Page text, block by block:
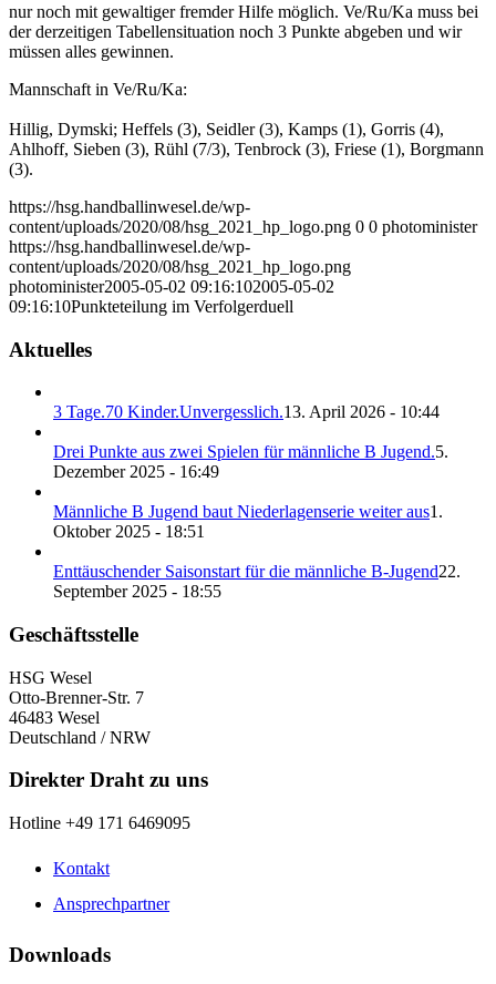
nur noch mit gewaltiger fremder Hilfe möglich. Ve/Ru/Ka muss bei
der derzeitigen Tabellensituation noch 3 Punkte abgeben und wir
müssen alles gewinnen.
Mannschaft in Ve/Ru/Ka:
Hillig, Dymski; Heffels (3), Seidler (3), Kamps (1), Gorris (4),
Ahlhoff, Sieben (3), Rühl (7/3), Tenbrock (3), Friese (1), Borgmann
(3).
https://hsg.handballinwesel.de/wp-
content/uploads/2020/08/hsg_2021_hp_logo.png 0 0 photominister
https://hsg.handballinwesel.de/wp-
content/uploads/2020/08/hsg_2021_hp_logo.png
photominister2005-05-02 09:16:102005-05-02
09:16:10Punkteteilung im Verfolgerduell
Aktuelles
3 Tage.70 Kinder.Unvergesslich.13. April 2026 - 10:44
Drei Punkte aus zwei Spielen für männliche B Jugend.5.
Dezember 2025 - 16:49
Männliche B Jugend baut Niederlagenserie weiter aus1.
Oktober 2025 - 18:51
Enttäuschender Saisonstart für die männliche B-Jugend22.
September 2025 - 18:55
Geschäftsstelle
HSG Wesel
Otto-Brenner-Str. 7
46483 Wesel
Deutschland / NRW
Direkter Draht zu uns
Hotline +49 171 6469095
Kontakt
Ansprechpartner
Downloads